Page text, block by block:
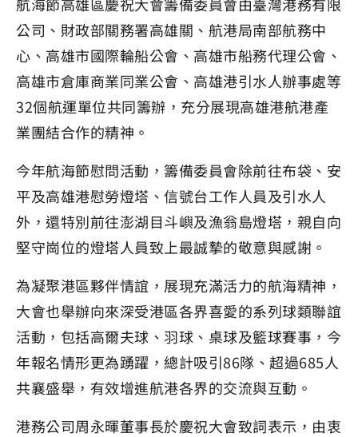
公司、財政部關務署高雄關、航港局南部航務中
心、高雄市國際輪船公會、高雄市船務代理公會、
高雄市倉庫商業同業公會、高雄港引水人辦事處等
32個航運單位共同籌辦，充分展現高雄港航港產
業團結合作的精神。
今年航海節慰問活動，籌備委員會除前往布袋、安
平及高雄港慰勞燈塔、信號台工作人員及引水人
外，還特別前往澎湖目斗嶼及漁翁島燈塔，親自向
堅守崗位的燈塔人員致上最誠摯的敬意與感謝。
為凝聚港區夥伴情誼，展現充滿活力的航海精神，
大會也舉辦向來深受港區各界喜愛的系列球類聯誼
活動，包括高爾夫球、羽球、桌球及籃球賽事，今
年報名情形更為踴躍，總計吸引86隊、超過685人
共襄盛舉，有效增進航港各界的交流與互動。
港務公司周永暉董事長於慶祝大會致詞表示，由衷